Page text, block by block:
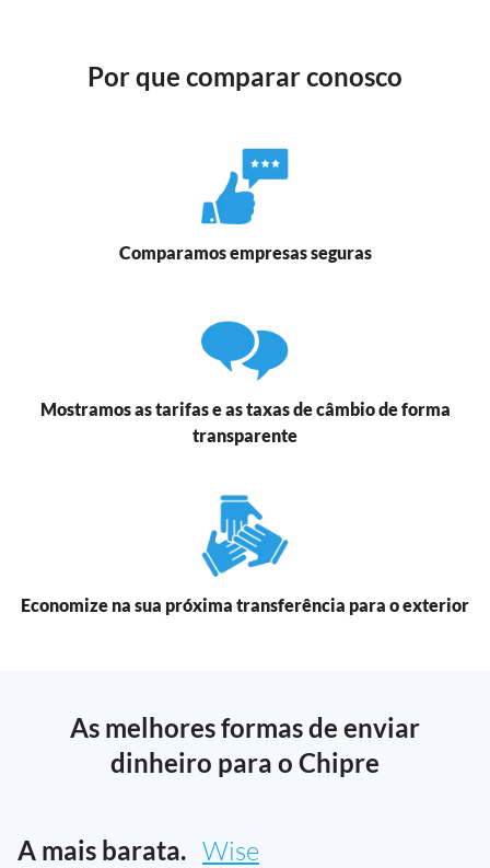
Por que comparar conosco
Comparamos empresas seguras
Mostramos as tarifas e as taxas de câmbio de forma
transparente
Economize na sua próxima transferência para o exterior
As melhores formas de enviar
dinheiro para o Chipre
A mais barata. Wise